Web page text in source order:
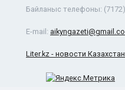
Байланыс телефоны:
E-mail:
Liter.kz - новости